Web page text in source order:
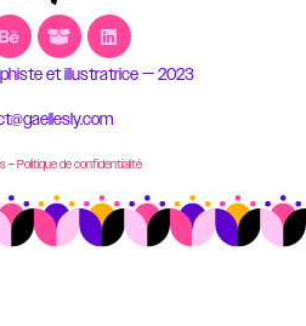
et illustratrice — 2023
–Politique de confidentialité